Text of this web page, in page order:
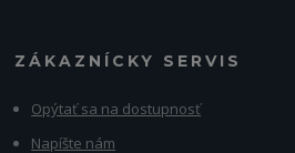
ZÁKAZNÍCKY SERVIS
Opýtať sa na dostupnosť
Napíšte nám